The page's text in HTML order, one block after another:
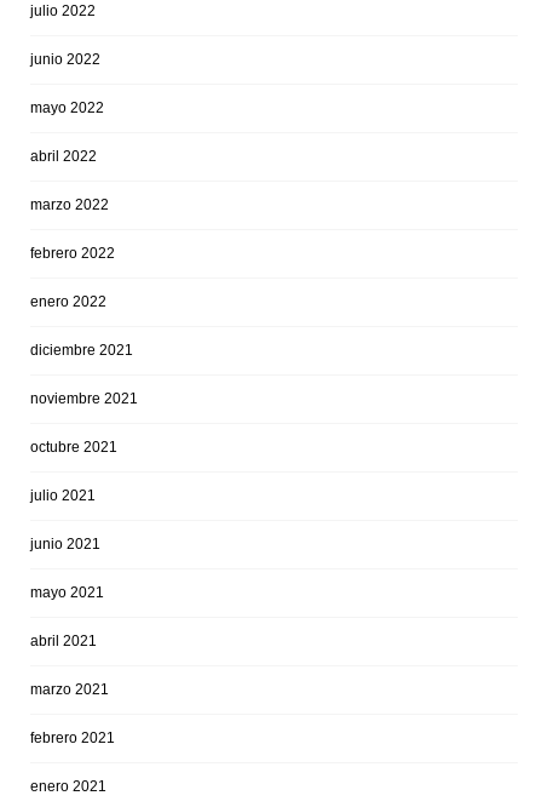
julio 2022
junio 2022
mayo 2022
abril 2022
marzo 2022
febrero 2022
enero 2022
diciembre 2021
noviembre 2021
octubre 2021
julio 2021
junio 2021
mayo 2021
abril 2021
marzo 2021
febrero 2021
enero 2021